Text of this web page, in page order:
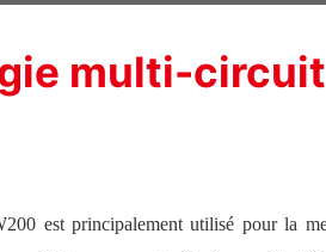
multi-circuit